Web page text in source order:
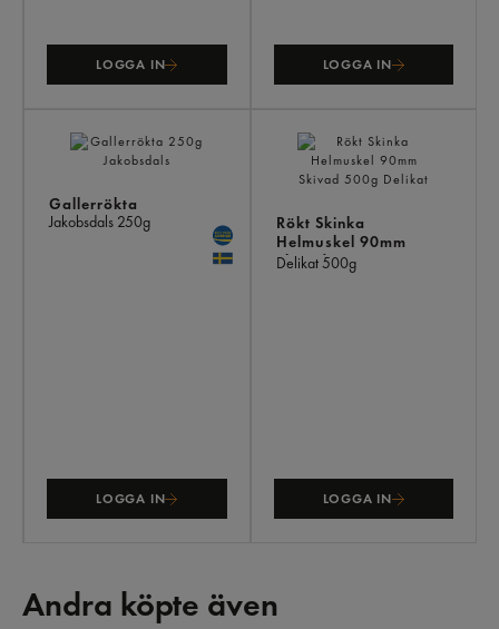
LOGGA IN LOGGA IN
Gallerrökta
Jakobsdals 250g
LOGGA IN
Rökt Skinka
Helmuskel 90mm
Skivad
Delikat500g
LOGGA IN
Andra köpte även